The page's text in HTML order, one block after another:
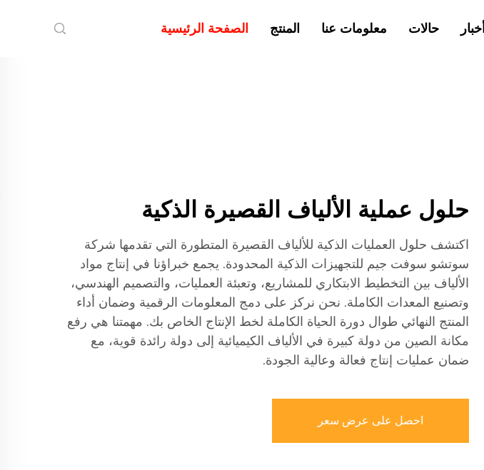
الصفحة الرئيسية المنتج معلومات عنا حالات أخبار
حلول عملية الألياف القصيرة الذكية
اكتشف حلول العمليات الذكية للألياف القصيرة المتطورة التي تقدمها شركة
سوتشو سوفت جيم للتجهيزات الذكية المحدودة. يجمع خبراؤنا في إنتاج مواد
الألياف بين التخطيط الابتكاري للمشاريع، وتعبئة العمليات، والتصميم الهندسي،
وتصنيع المعدات الكاملة. نحن نركز على دمج المعلومات الرقمية وضمان أداء
المنتج النهائي طوال دورة الحياة الكاملة لخط الإنتاج الخاص بك. مهمتنا هي رفع
مكانة الصين من دولة كبيرة في الألياف الكيميائية إلى دولة رائدة قوية، مع
ضمان عمليات إنتاج فعالة وعالية الجودة.
احصل على عرض سعر